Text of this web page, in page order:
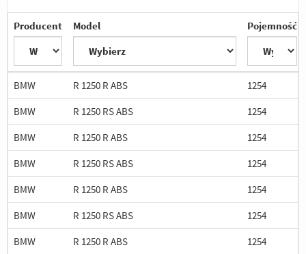
Producent Model Pojemność
BMW R 1250 R ABS
1254
BMW
R 1250 RS ABS
1254
BMW
R 1250 R ABS
1254
BMW
R 1250 RS ABS
1254
BMW
R 1250 R ABS
1254
BMW
R 1250 RS ABS
1254
BMW
R 1250 R ABS
1254